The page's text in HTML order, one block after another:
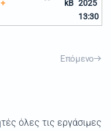
kB 2025
13:30
Επόμενο
όλες τις εργάσιμες